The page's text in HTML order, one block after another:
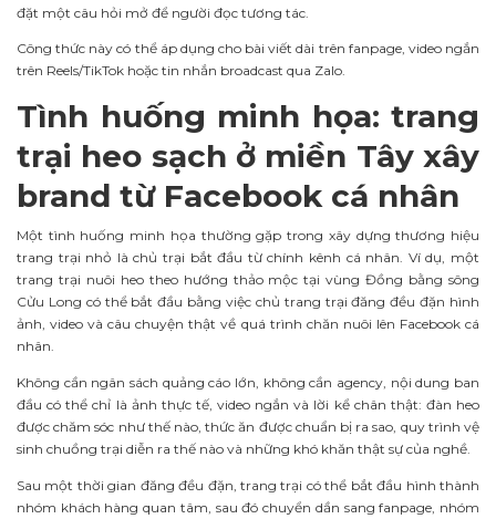
đặt một câu hỏi mở để người đọc tương tác.
Công thức này có thể áp dụng cho bài viết dài trên fanpage, video ngắn
trên Reels/TikTok hoặc tin nhắn broadcast qua Zalo.
Tình huống minh họa: trang
trại heo sạch ở miền Tây xây
brand từ Facebook cá nhân
Một tình huống minh họa thường gặp trong xây dựng thương hiệu
trang trại nhỏ là chủ trại bắt đầu từ chính kênh cá nhân. Ví dụ, một
trang trại nuôi heo theo hướng thảo mộc tại vùng Đồng bằng sông
Cửu Long có thể bắt đầu bằng việc chủ trang trại đăng đều đặn hình
ảnh, video và câu chuyện thật về quá trình chăn nuôi lên Facebook cá
nhân.
Không cần ngân sách quảng cáo lớn, không cần agency, nội dung ban
đầu có thể chỉ là ảnh thực tế, video ngắn và lời kể chân thật: đàn heo
được chăm sóc như thế nào, thức ăn được chuẩn bị ra sao, quy trình vệ
sinh chuồng trại diễn ra thế nào và những khó khăn thật sự của nghề.
Sau một thời gian đăng đều đặn, trang trại có thể bắt đầu hình thành
nhóm khách hàng quan tâm, sau đó chuyển dần sang fanpage, nhóm